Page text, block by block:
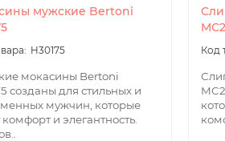
мужские Bertoni
H30175
мокасины Bertoni
созданы для стильных и
мужчин, которые
и элегантность.